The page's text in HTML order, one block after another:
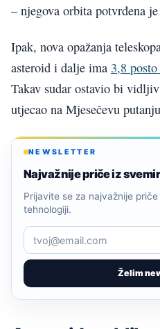
– njegova orbita potvrđena
Ipak, nova opažanja
asteroid i dalje ima 3,8
Takav sudar ostavio bi
utjecao na Mjesečevu
NEWSLETTER
Najvažnije priče iz
Želim
Prijavite se za najvažnije
tehnologiji.